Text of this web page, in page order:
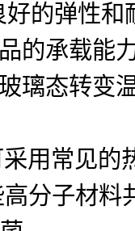
的弹性和
承载能
态转变
常见的
分子材